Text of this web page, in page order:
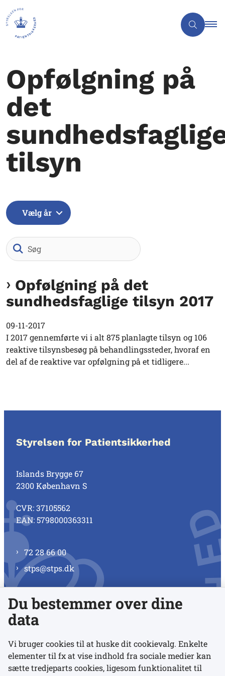
Opfølgning på
det
tilsyn
Vælg år
Opfølgning på det
sundhedsfaglige tilsyn 2017
09-11-2017
I 2017 gennemførte vi i alt 875 planlagte tilsyn og 106
reaktive tilsynsbesøg på behandlingssteder, hvoraf en
del af de reaktive var opfølgning på et tidligere...
Styrelsen for Patientsikkerhed
Islands Brygge 67
2300 København S
CVR: 37105562
EAN: 5798000363311
72 28 66 00
stps@stps.dk
Se alle kontaktnumre
Links
Du bestemmer over dine
data
Vi bruger cookies til at huske dit cookievalg. Enkelte
elementer til fx at vise indhold fra sociale medier kan
sætte tredjeparts cookies, ligesom funktionalitet til